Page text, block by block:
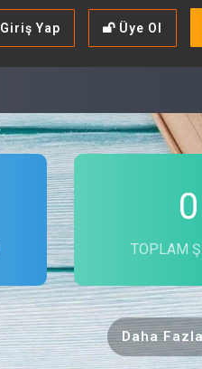
Üye Ol
Giriş Yap
0
TOPLAM
Daha